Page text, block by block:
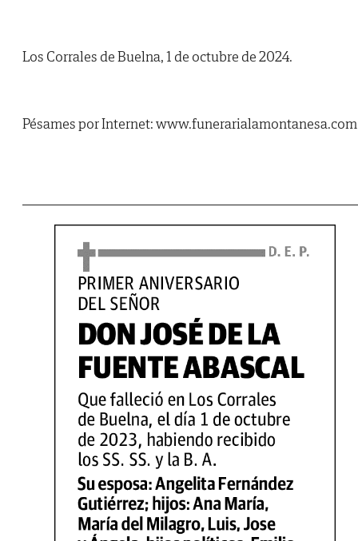
Los Corrales de Buelna, 1 de octubre de 2024.
Pésames por Internet: www.funerarialamontanesa.com